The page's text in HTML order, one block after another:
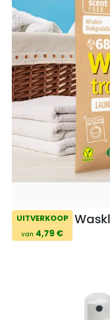
UITVERKOOP
van 4,79 €